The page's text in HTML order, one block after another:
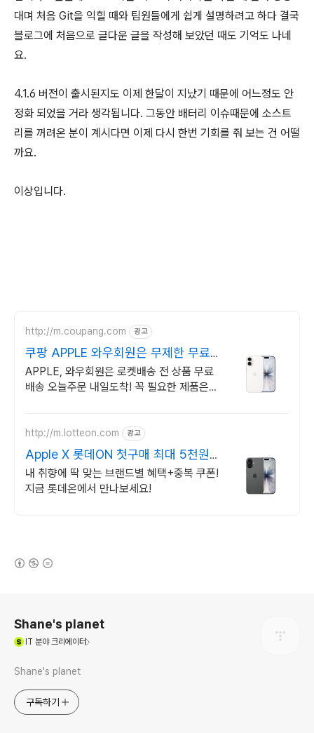
대며 처음 Git을 익힐 때와 팀원들에게 쉽게 설명하려고 하다 결국
블로그에 처음으로 글다운 글을 작성해 보았던 때도 기억도 나네
요.
4.1.6 버전이 출시된지도 이제 한달이 지났기 때문에 어느정도 안
정화 되었을 거라 생각됩니다. 그동안 배터리 이슈때문에 소스트
리를 꺼려온 분이 계시다면 이제 다시 한번 기회를 줘 보는 건 어떨
까요.
이상입니다.
http://m.coupang.com 광고
쿠팡 APPLE 와우회원은 무제한 무료
배송
APPLE, 와우회원은 로켓배송 전 상품 무료
배송 오늘주문 내일도착! 꼭 필요한 제품은
http://m.lotteon.com 광고
Apple X 롯데ON 첫구매 최대 5천원
혜택!
내 취향에 딱 맞는 브랜드별 혜택+중복 쿠폰!
지금 롯데온에서 만나보세요!
Shane's planet
IT 분야 크리에이터
Shane's planet
구독하기